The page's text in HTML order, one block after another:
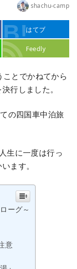
shachu-camp
はてブ
Feedly
ことでかねてから
行しました。
の四国車中泊旅
生に一度は行っ
ます。
ーグ～
意